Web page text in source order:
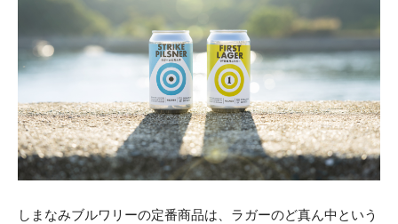
しまなみブルワリーの定番商品は、ラガーのど真ん中という